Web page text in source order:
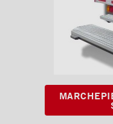
Pare-chocs
double en grip strut
Pare-chocs
12" en aluminium
Pare-chocs
12" en métal
Pare-chocs